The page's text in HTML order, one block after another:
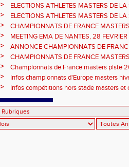
>
ELECTIONS ATHLETES MASTERS DE
vote : athlètes femmes.
>
ELECTIONS ATHLETES MASTERS DE
>
CHAMPIONNATS DE FRANCE
informations sur les inscriptions et report
>
MEETING EMA DE NANTES, 28
>
ANNONCE CHAMPIONNATS DE
ÉPREUVES COMBINÉES ET ÉPREUVES
>
CHAMPIONNATS DE FRANCE
2026, site de l'organisation.
>
Championnats de France masters piste
>
Infos championnats d'Europe masters
> Infos compétitions hors stade masters et